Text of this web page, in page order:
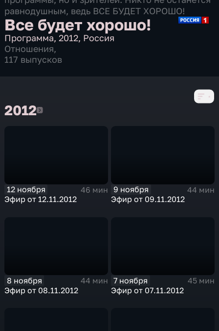
равнодушным, ведь ВСЕ БУДЕТ ХОРОШО!
Все будет хорошо!
Программа,2012, Россия
Отношения,
117 выпусков
20122012
12 ноября
46 мин
Эфир от 12.11.2012
9 ноября
44 мин
Эфир от 09.11.2012
8 ноября
44 мин
Эфир от 08.11.2012
7 ноября
45 мин
Эфир от 07.11.2012